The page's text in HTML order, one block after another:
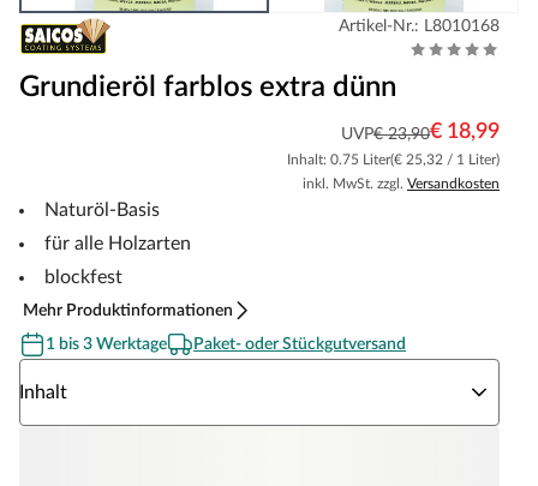
Artikel-Nr.: L8010168
Grundieröl farblos extra dünn
UVP€ 23,90€ 18,99
Inhalt: 0.75 Liter(€ 25,32 / 1 Liter)
inkl. MwSt. zzgl. Versandkosten
Naturöl-Basis
für alle Holzarten
blockfest
Mehr Produktinformationen
1 bis 3 Werktage
Paket- oder Stückgutversand
Inhalt